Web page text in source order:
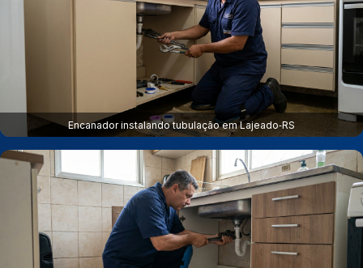
Encanador instalando tubulação em Lajeado‑RS